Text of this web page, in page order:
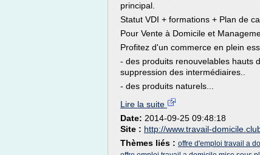
principal.
Statut VDI + formations + Plan de
Pour Vente à Domicile et
Profitez d'un commerce en plein
- des produits renouvelables hauts
suppression des intermédiaires..
- des produits naturels...
Lire la suite
Date: 2014-09-25 09:48:18
Site : http://www.travail-
Thèmes liés : offre d'emploi travail a